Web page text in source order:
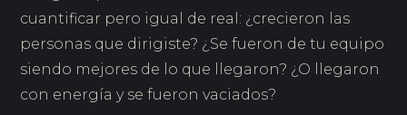
cuantificar pero igual de real: ¿crecieron las
personas que dirigiste? ¿Se fueron de tu equipo
siendo mejores de lo que llegaron? ¿O llegaron
con energía y se fueron vaciados?